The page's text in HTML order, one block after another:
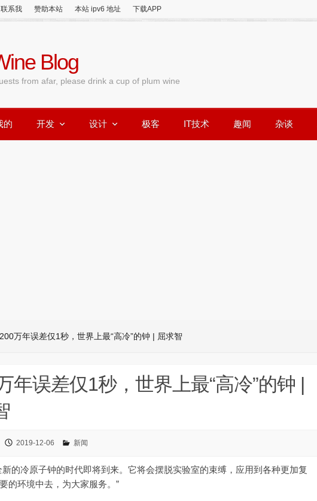
联系我 赞助本站 本站 ipv6 地址 下载APP
Blog
from afar, please drink a cup of plum wine
的 开发 设计 极客 IT技术 趣闻 杂谈
万年误差仅1秒，世界上最“高冷”的钟 | 屈求智
年误差仅1秒，世界上最“高冷”的钟 |
2019-12-06 新闻
冷原子钟的时代即将到来。它将会摆脱实验室的束缚，应用到各种更加复
的环境中去，为大家服务。”